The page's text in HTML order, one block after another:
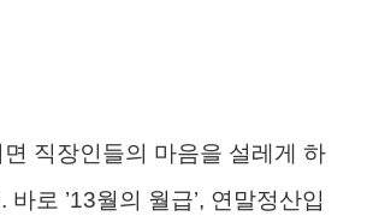
직장인들의 마음을 설레게 하
바로 ’13월의 월급’, 연말정산입